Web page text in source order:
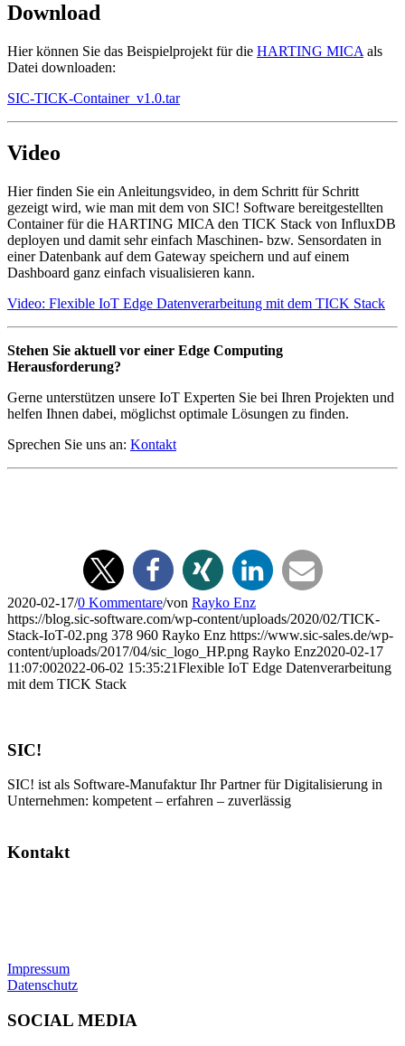
Download
Hier können Sie das Beispielprojekt für die HARTING MICA als
Datei downloaden:
SIC-TICK-Container_v1.0.tar
Video
Hier finden Sie ein Anleitungsvideo, in dem Schritt für Schritt
gezeigt wird, wie man mit dem von SIC! Software bereitgestellten
Container für die HARTING MICA den TICK Stack von InfluxDB
deployen und damit sehr einfach Maschinen- bzw. Sensordaten in
einer Datenbank auf dem Gateway speichern und auf einem
Dashboard ganz einfach visualisieren kann.
Video: Flexible IoT Edge Datenverarbeitung mit dem TICK Stack
Stehen Sie aktuell vor einer Edge Computing
Herausforderung?
Gerne unterstützen unsere IoT Experten Sie bei Ihren Projekten und
helfen Ihnen dabei, möglichst optimale Lösungen zu finden.
Sprechen Sie uns an: Kontakt
2020-02-17/0 Kommentare/von Rayko Enz
https://blog.sic-software.com/wp-content/uploads/2020/02/TICK-
Stack-IoT-02.png 378 960 Rayko Enz https://www.sic-sales.de/wp-
content/uploads/2017/04/sic_logo_HP.png Rayko Enz2020-02-17
11:07:002022-06-02 15:35:21Flexible IoT Edge Datenverarbeitung
mit dem TICK Stack
SIC!
SIC! ist als Software-Manufaktur Ihr Partner für Digitalisierung in
Unternehmen: kompetent – erfahren – zuverlässig
Kontakt
Impressum
Datenschutz
SOCIAL MEDIA